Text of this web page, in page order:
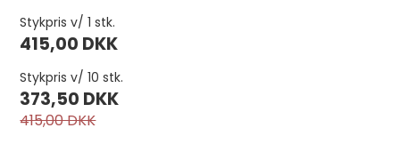
Stykpris v/ 1 stk.
415,00 DKK
Stykpris v/ 10 stk.
373,50 DKK
415,00 DKK